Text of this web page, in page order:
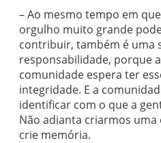
– Ao mesmo tempo em
orgulho muito grande
contribuir, também é uma
responsabilidade, porque
comunidade espera ter
integridade. E a
identificar com o que a
Não adianta criarmos
crie memória.